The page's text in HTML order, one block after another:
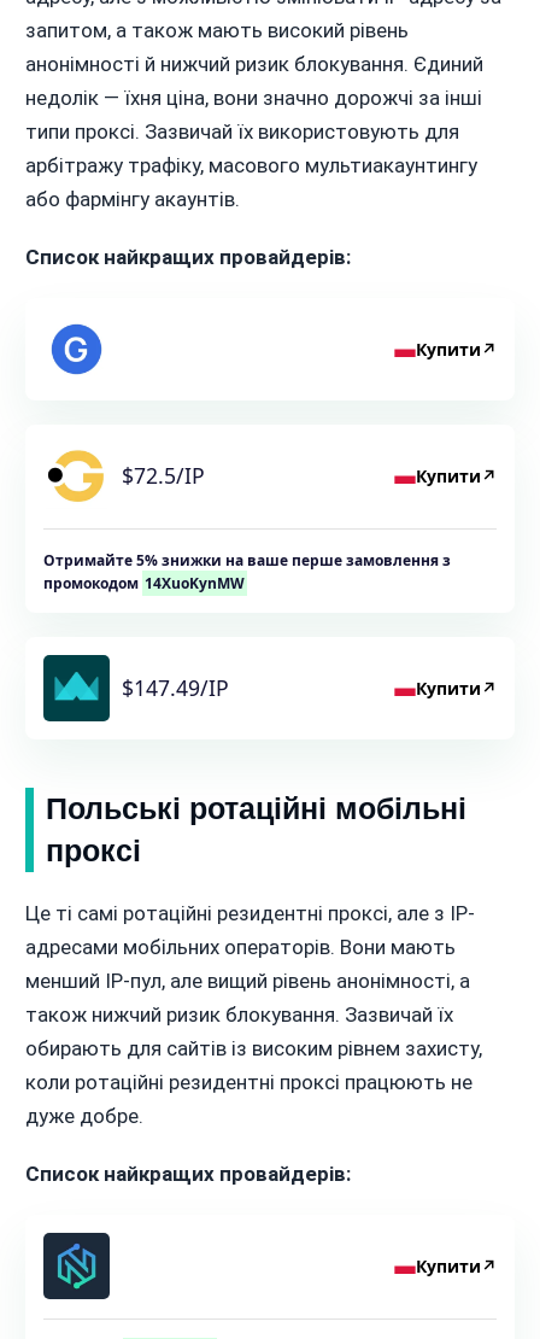
запитом, а також мають високий рівень
анонімності й нижчий ризик блокування. Єдиний
недолік — їхня ціна, вони значно дорожчі за інші
типи проксі. Зазвичай їх використовують для
арбітражу трафіку, масового мультиакаунтингу
або фармінгу акаунтів.
Список найкращих провайдерів:
Купити ↗
$72.5/IP Купити ↗
Отримайте 5% знижки на ваше перше замовлення з
промокодом 14XuoKynMW
$147.49/IP Купити ↗
Польські ротаційні мобільні
проксі
Це ті самі ротаційні резидентні проксі, але з IP-
адресами мобільних операторів. Вони мають
менший IP-пул, але вищий рівень анонімності, а
також нижчий ризик блокування. Зазвичай їх
обирають для сайтів із високим рівнем захисту,
коли ротаційні резидентні проксі працюють не
дуже добре.
Список найкращих провайдерів:
Купити ↗